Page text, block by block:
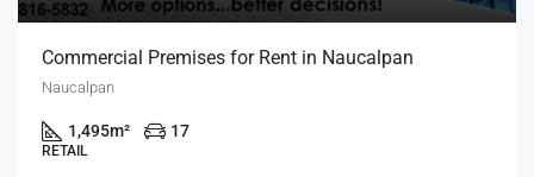
Commercial Premises for Rent in Naucalpan
Naucalpan
1,495m² 17
RETAIL